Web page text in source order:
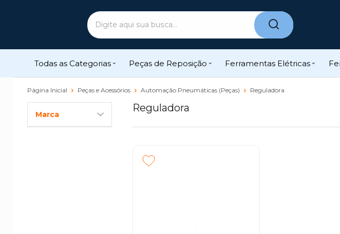
Todas as Categorias Peças de Reposição Ferramentas Elétricas
Página Inicial Peças e Acessórios Automação Pneumáticas (Peças) Reguladora
Marca
Reguladora